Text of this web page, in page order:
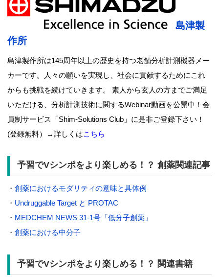
島津製
作所
島津製作所は145周年以上の歴史を持つ老舗分析計測機器メー
カーです。人々の願いを実現し、社会に貢献するためにこれ
からも挑戦を続けていきます。 素人から玄人の方までご満足
いただける、分析計測技術に関するWebinar動画を公開中！会
員制サービス「Shim-Solutions Club」に是非ご登録下さい！
(登録無料）→詳しくはこちら
予習でVシンポをより楽しめる！？ 創薬関連記事
・ 創薬におけるモダリティの意味と具体例
・ Undruggable Target と PROTAC
・ MEDCHEM NEWS 31-1号「低分子創薬」
・ 創薬における中分子
予習でVシンポをより楽しめる！？ 関連書籍